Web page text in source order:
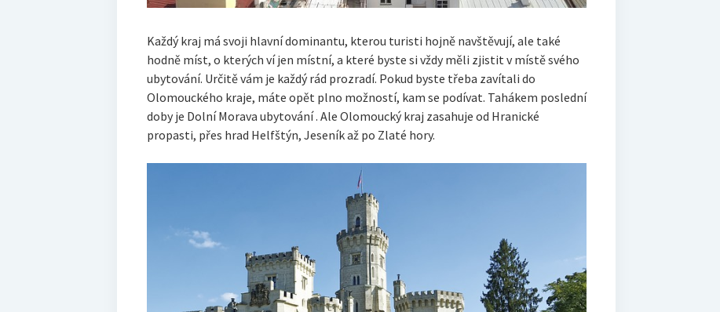
Každý kraj má svoji hlavní dominantu, kterou turisti hojně navštěvují, ale také
hodně míst, o kterých ví jen místní, a které byste si vždy měli zjistit v místě svého
ubytování. Určitě vám je každý rád prozradí. Pokud byste třeba zavítali do
Olomouckého kraje, máte opět plno možností, kam se podívat. Tahákem poslední
doby je Dolní Morava ubytování. Ale Olomoucký kraj zasahuje od Hranické
propasti, přes hrad Helfštýn, Jeseník až po Zlaté hory.